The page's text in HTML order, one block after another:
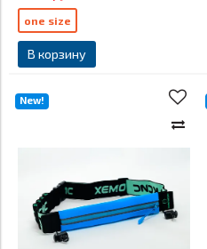
В корзину
one size
New!